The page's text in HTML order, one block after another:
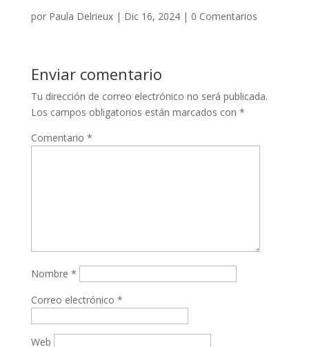
por Paula Delrieux| Dic 16, 2024| 0 Comentarios
Enviar comentario
Tu dirección de correo electrónico no será publicada.
Los campos obligatorios están marcados con *
Comentario *
Nombre *
Correo electrónico *
Web